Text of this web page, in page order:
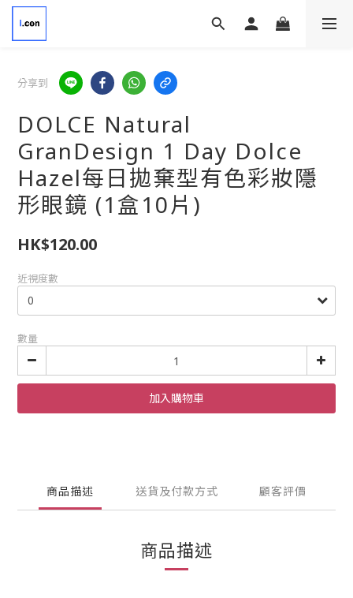
分享到
DOLCE Natural
GranDesign 1 Day Dolce
Hazel每日拋棄型有色彩妝隱
形眼鏡 (1盒10片)
HK$120.00
近視度數
數量
加入購物車
商品描述 送貨及付款方式 顧客評價
商品描述